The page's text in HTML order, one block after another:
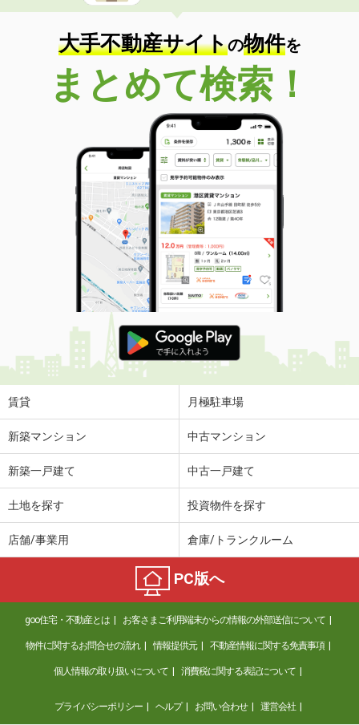
大手不動産サイトの物件を
まとめて検索！
賃貸 月極駐車場
新築マンション 中古マンション
新築一戸建て 中古一戸建て
土地を探す 投資物件を探す
店舗/事業用 倉庫/トランクルーム
PC版へ
goo住宅・不動産とは お客さまご利用端末からの情報の外部送信について
物件に関するお問合せの流れ 情報提供元 不動産情報に関する免責事項
個人情報の取り扱いについて 消費税に関する表記について
プライバシーポリシー ヘルプ お問い合わせ 運営会社